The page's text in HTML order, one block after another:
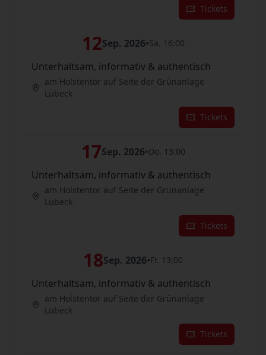
Tickets
12Sep. 2026•Sa. 16:00
Unterhaltsam, informativ & authentisch
am Holstentor auf Seite der Grünanlage
Lübeck
Tickets
17Sep. 2026•Do. 13:00
Unterhaltsam, informativ & authentisch
am Holstentor auf Seite der Grünanlage
Lübeck
Tickets
18Sep. 2026•Fr. 13:00
Unterhaltsam, informativ & authentisch
am Holstentor auf Seite der Grünanlage
Lübeck
Tickets